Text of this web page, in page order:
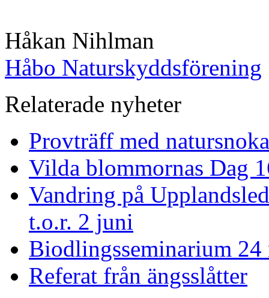
Håkan Nihlman
Håbo Naturskyddsförening
Relaterade nyheter
Provträff med
Vilda blommornas Dag
Vandring på
t.o.r. 2 juni
Biodlingsseminarium 24
Referat från ängsslåtter